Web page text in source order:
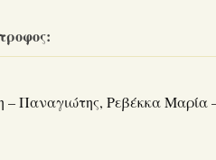
– Παναγιώτης, Ρεβέκκα Μαρία